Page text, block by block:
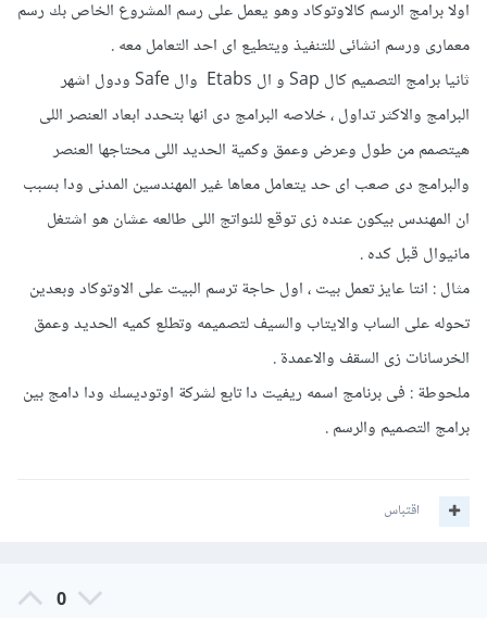
اولا برامج الرسم كالاوتوكاد وهو يعمل على رسم المشروع الخاص بك رسم
معمارى ورسم انشائى للتنفيذ ويتطيع اى احد التعامل معه .
ثانيا برامج التصميم كال Sap و ال Etabs وال Safe ودول اشهر
البرامج والاكثر تداول ، خلاصه البرامج دى انها بتحدد ابعاد العنصر اللى
هيتصمم من طول وعرض وعمق وكمية الحديد اللى محتاجها العنصر
والبرامج دى صعب اى حد يتعامل معاها غير المهندسين المدنى ودا بسبب
ان المهندس بيكون عنده زى توقع للنواتج اللى طالعه عشان هو اشتغل
مانيوال قبل كده .
مثال : انتا عايز تعمل بيت ، اول حاجة ترسم البيت على الاوتوكاد وبعدين
تحوله على الساب والايتاب والسيف لتصميمه وتطلع كميه الحديد وعمق
الخرسانات زى السقف والاعمدة .
ملحوطة : فى برنامج اسمه ريفيت دا تابع لشركة اوتوديسك ودا دامج بين
برامج التصميم والرسم .
اقتباس
0